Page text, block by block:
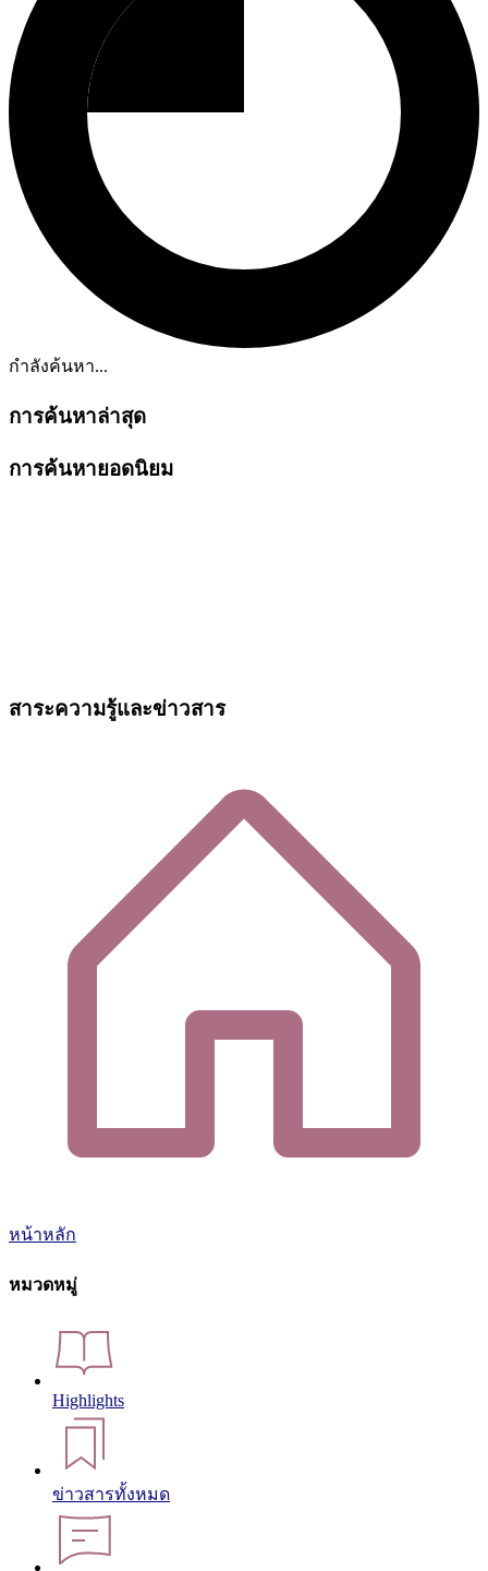
กำลังค้นหา...
การค้นหาล่าสุด
การค้นหายอดนิยม
สาระความรู้และข่าวสาร
หน้าหลัก
หมวดหมู่
Highlights
ข่าวสารทั้งหมด